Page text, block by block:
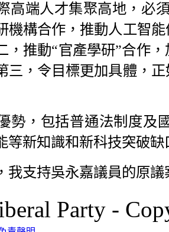
高端人才集聚高地，必
機構合作，推動人工智
，推動“官產學研”合作
三，令目標更加具體，
勢，包括普通法制度及
等新知識和新科技突破
我支持吳永嘉議員的原
Party -